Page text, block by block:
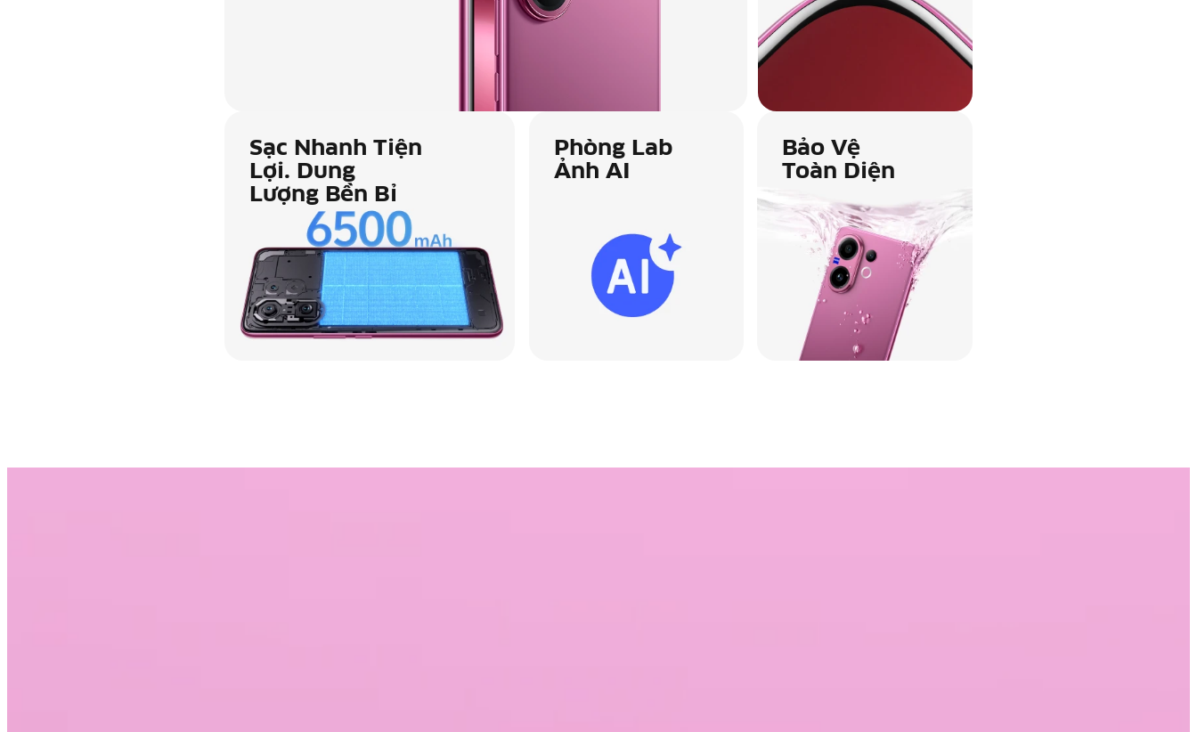
Sạc Nhanh Tiện
Lợi. Dung
Lượng Bền Bỉ
Phòng Lab
Ảnh AI
Bảo Vệ
Toàn Diện